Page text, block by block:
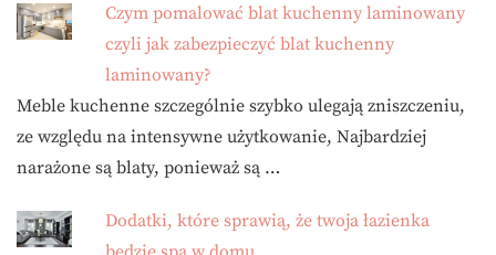
Czym pomalować blat kuchenny laminowany
czyli jak zabezpieczyć blat kuchenny
laminowany?
Meble kuchenne szczególnie szybko ulegają zniszczeniu,
ze względu na intensywne użytkowanie, Najbardziej
narażone są blaty, ponieważ są …
Dodatki, które sprawią, że twoja łazienka